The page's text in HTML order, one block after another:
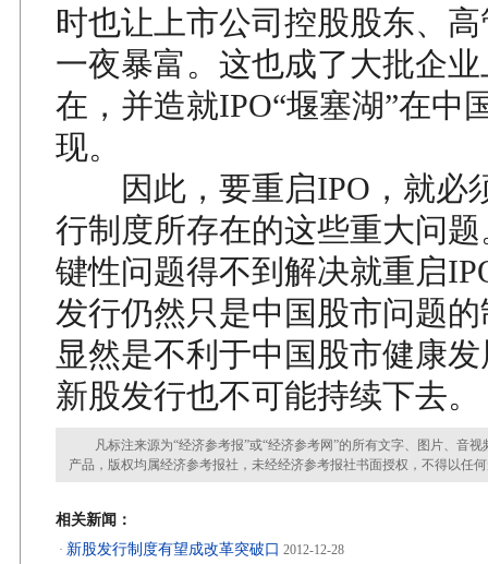
时也让上市公司控股股东、
一夜暴富。这也成了大批企
在，并造就IPO“堰塞湖”在中
现。
因此，要重启IPO，就必
行制度所存在的这些重大问
键性问题得不到解决就重启
发行仍然只是中国股市问题
显然是不利于中国股市健康
新股发行也不可能持续下去。
凡标注来源为“经济参考报”或“经济参考网”的所有文字、图片、音视
产品，版权均属经济参考报社，未经经济参考报社书面授权，不得以任
相关新闻：
· 新股发行制度有望成改革突破口 2012-12-28